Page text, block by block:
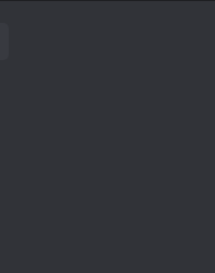
confrontos com
elevando
scores maiores ou
multiplayer, a